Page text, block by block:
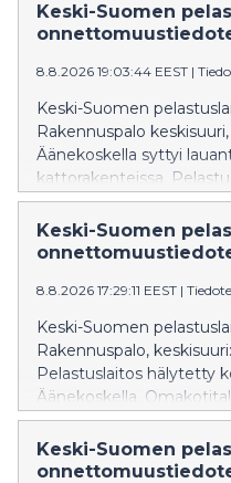
Keski-Suomen
8.8.2026 19:03:44 EEST |
Keski-Suomen
Rakennuspalo
Äänekoskella syttyi
kattorakenteissa.
keskisuuresta
saanut palon hallintaan,
edelleen. Palossa ei ole
Jälkisammutustyöt
ole vaaraa muille
Keski-Suomen
8.8.2026 17:29:11 EEST | Tiedote
Keski-Suomen
Rakennuspalo,
Pelastuslaitos hälytetty
Äänekoskella.
Sammutustoiminta on
tiedottaa tehtävästä lisää
Keski-Suomen